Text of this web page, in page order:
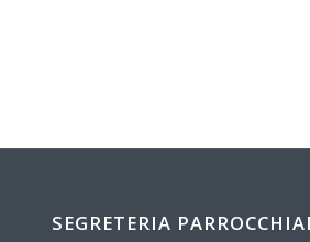
SEGRETERIA